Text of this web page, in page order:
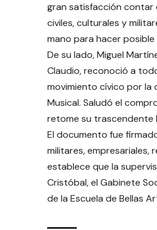
gran satisfacción contar
civiles, culturales y
mano para hacer
De su lado, Miguel
Claudio, reconoció a
movimiento cívico por la
Musical. Saludó el
retome su trascendente
El documento fue
militares, empresariales,
establece que la
Cristóbal, el Gabinete
de la Escuela de Bellas